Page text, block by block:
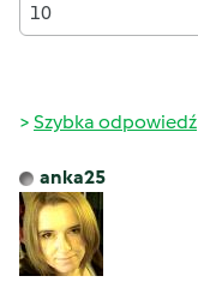
10
Szybka odpowiedź
anka25